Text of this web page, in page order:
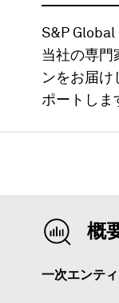
S&P
当社の専門
ンをお届け
ポートしま
概
一次エンテ